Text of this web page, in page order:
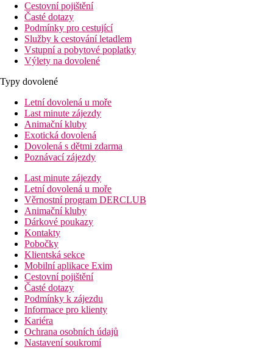
Cestovní pojištění
Časté dotazy
Podmínky pro cestující
Služby k cestování letadlem
Vstupní a pobytové poplatky
Výlety na dovolené
Typy dovolené
Letní dovolená u moře
Last minute zájezdy
Animační kluby
Exotická dovolená
Dovolená s dětmi zdarma
Poznávací zájezdy
Last minute zájezdy
Letní dovolená u moře
Věrnostní program DERCLUB
Animační kluby
Dárkové poukazy
Kontakty
Pobočky
Klientská sekce
Mobilní aplikace Exim
Cestovní pojištění
Časté dotazy
Podmínky k zájezdu
Informace pro klienty
Kariéra
Ochrana osobních údajů
Nastavení soukromí